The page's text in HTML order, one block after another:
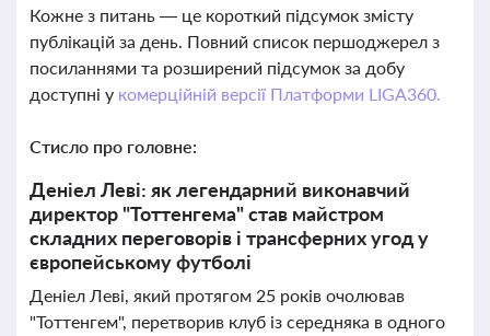
Кожне з питань — це короткий підсумок змісту
публікацій за день. Повний список першоджерел з
посиланнями та розширений підсумок за добу
доступні у комерційній версії Платформи LIGA360.
Стисло про головне:
Деніел Леві: як легендарний виконавчий
директор "Тоттенгема" став майстром
складних переговорів і трансферних угод у
європейському футболі
Деніел Леві, який протягом 25 років очолював
"Тоттенгем", перетворив клуб із середняка в одного